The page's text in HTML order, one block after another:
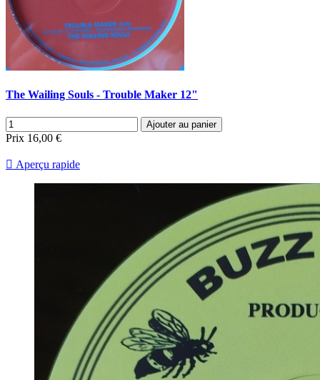
The Wailing Souls - Trouble Maker 12"
Ajouter au panier
Prix 16,00 €
 Aperçu rapide